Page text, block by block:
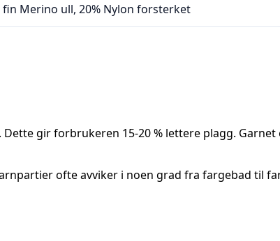
fin Merino ull, 20% Nylon forsterket
gir forbrukeren 15-20 % lettere plagg.
ofte avviker i noen grad fra fargebad til